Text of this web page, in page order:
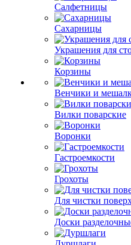
Салфетницы
Сахарницы
Украшения для
Корзины
Венчики и
Вилки поварские
Воронки
Гастроемкости
Грохоты
Для чистки
Доски